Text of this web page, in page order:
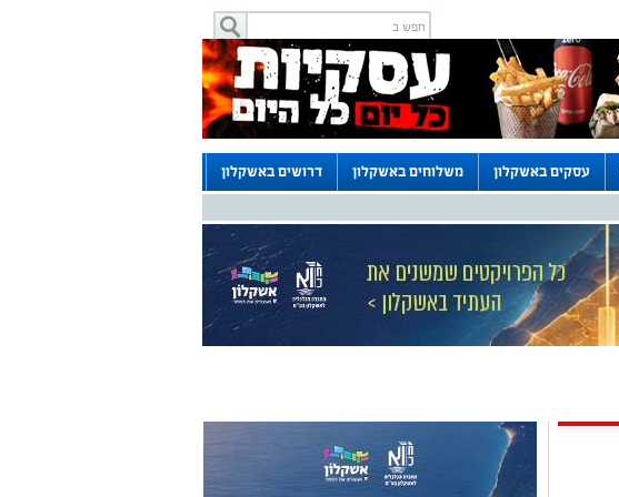
עסקים באשקלון משלוחים באשקלון דרושים באשקלון